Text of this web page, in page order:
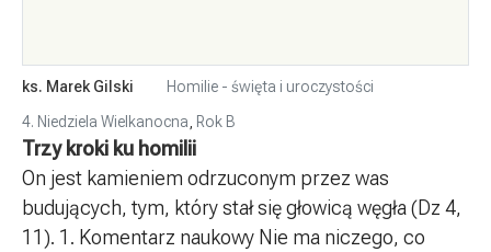
ks. Marek Gilski
Homilie - święta i uroczystości
4. Niedziela Wielkanocna
Rok B
Trzy kroki ku homilii
On jest kamieniem odrzuconym przez was
budujących, tym, który stał się głowicą węgła (Dz 4,
11). 1. Komentarz naukowy Nie ma niczego, co